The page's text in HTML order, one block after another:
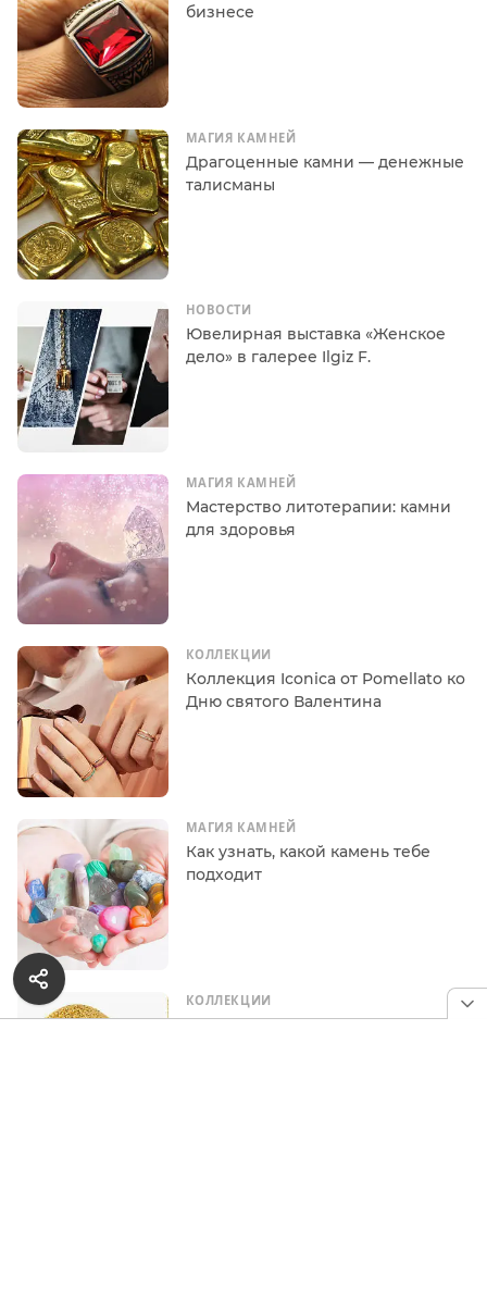
бизнесе
МАГИЯ КАМНЕЙ
Драгоценные камни — денежные
талисманы
НОВОСТИ
Ювелирная выставка «Женское
дело» в галерее Ilgiz F.
МАГИЯ КАМНЕЙ
Мастерство литотерапии: камни
для здоровья
КОЛЛЕКЦИИ
Коллекция Iconica от Pomellato ко
Дню святого Валентина
МАГИЯ КАМНЕЙ
Как узнать, какой камень тебе
подходит
КОЛЛЕКЦИИ
Драгоценные переплетения: